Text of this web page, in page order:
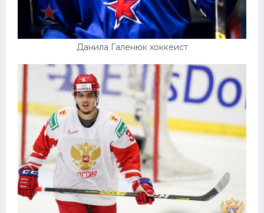
Данила Галенюк хоккеист